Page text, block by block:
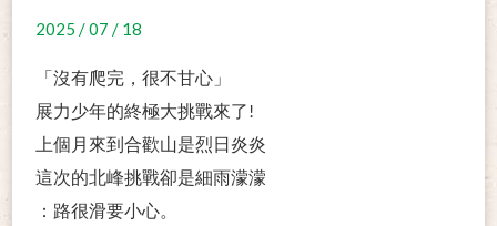
2025 / 07 / 18
「沒有爬完，很不甘心」
展力少年的終極大挑戰來了 !
上個月來到合歡山是烈日炎炎
這次的北峰挑戰卻是細雨濛濛
：路很滑要小心。